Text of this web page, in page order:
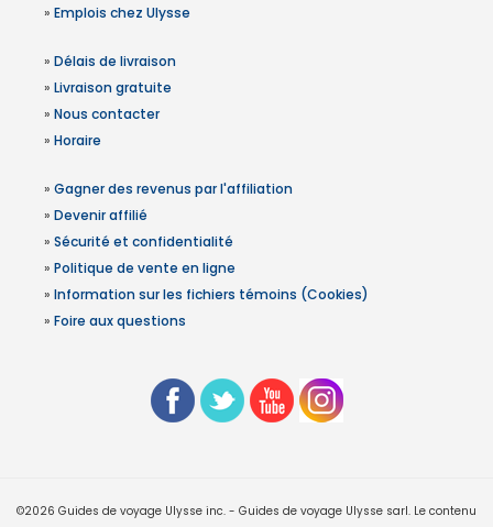
» Emplois chez Ulysse
» Délais de livraison
» Livraison gratuite
» Nous contacter
» Horaire
» Gagner des revenus par l'affiliation
» Devenir affilié
» Sécurité et confidentialité
» Politique de vente en ligne
» Information sur les fichiers témoins (Cookies)
» Foire aux questions
©2026 Guides de voyage Ulysse inc. - Guides de voyage Ulysse sarl. Le contenu